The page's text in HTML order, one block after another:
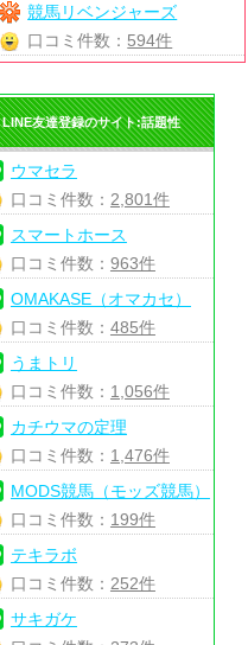
競馬リベンジャーズ
口コミ件数： 594件
LINE友達登録のサイト:話題性
ウマセラ
口コミ件数： 2,801件
スマートホース
口コミ件数： 963件
OMAKASE（オマカセ）
口コミ件数： 485件
うまトリ
口コミ件数： 1,056件
カチウマの定理
口コミ件数： 1,476件
MODS競馬（モッズ競馬）
口コミ件数： 199件
テキラボ
口コミ件数： 252件
サキガケ